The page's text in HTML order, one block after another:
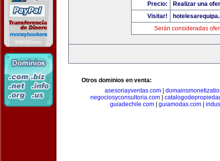
Precio:
Realizar una
Visitar!
Serán consideradas
Otros dominios en venta:
asesoriayventas.com
negociosyconsultoria.com|
guiadechile.com
guiamodas.com